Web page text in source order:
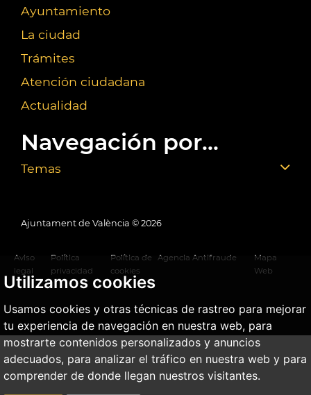
Utilizamos cookies
Usamos cookies y otras técnicas de rastreo para mejorar
tu experiencia de navegación en nuestra web, para
mostrarte contenidos personalizados y anuncios
adecuados, para analizar el tráfico en nuestra web y para
comprender de donde llegan nuestros visitantes.
Ayuntamiento
La ciudad
Trámites
Atención ciudadana
Actualidad
Navegación por...
Temas
Ajuntament de València © 2026
Aviso
legal
Política
privacidad
Política de
cookies
Agencia Antifraude
Mapa
Web